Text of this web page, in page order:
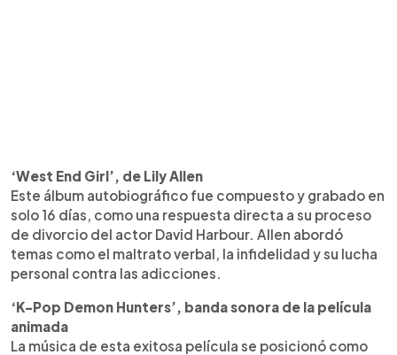
‘West End Girl’, de Lily Allen
Este álbum autobiográfico fue compuesto y grabado en
solo 16 días, como una respuesta directa a su proceso
de divorcio del actor David Harbour. Allen abordó
temas como el maltrato verbal, la infidelidad y su lucha
personal contra las adicciones.
‘K-Pop Demon Hunters’, banda sonora de la película
animada
La música de esta exitosa película se posicionó como